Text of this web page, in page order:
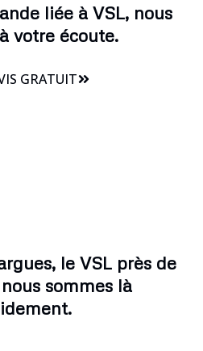
liée à VSL, nous
votre écoute.
GRATUIT
le VSL près de
sommes là